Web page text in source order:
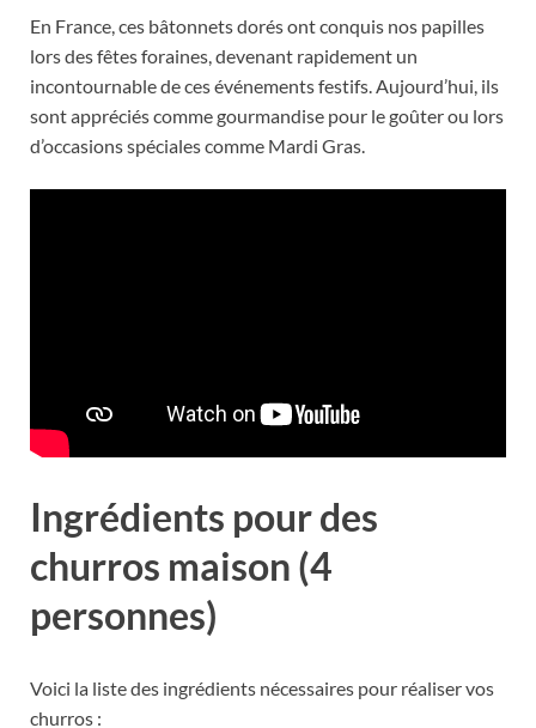
En France, ces bâtonnets dorés ont conquis nos papilles
lors des fêtes foraines, devenant rapidement un
incontournable de ces événements festifs. Aujourd’hui, ils
sont appréciés comme gourmandise pour le goûter ou lors
d’occasions spéciales comme Mardi Gras.
Ingrédients pour des
churros maison (4
personnes)
Voici la liste des ingrédients nécessaires pour réaliser vos
churros :